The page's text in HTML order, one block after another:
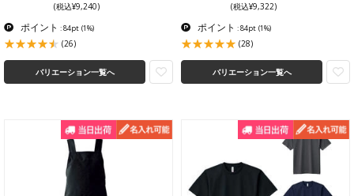
(税込¥9,240)
ポイント : 84pt (1%)
(26)
バリエーション一覧へ
(税込¥9,322)
ポイント : 84pt (1%)
(28)
バリエーション一覧へ